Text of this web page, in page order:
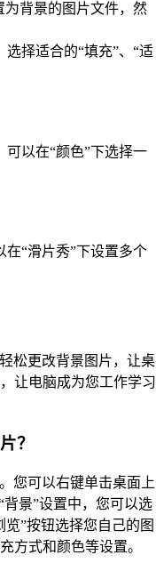
为背景的图片文件，然
择适合的“填充”、“适
以在“颜色”下选择一
“滑片秀”下设置多个
松更改背景图片，让桌
让电脑成为您工作学习
？
您可以右键单击桌面上
景”设置中，您可以选
”按钮选择您自己的图
方式和颜色等设置。